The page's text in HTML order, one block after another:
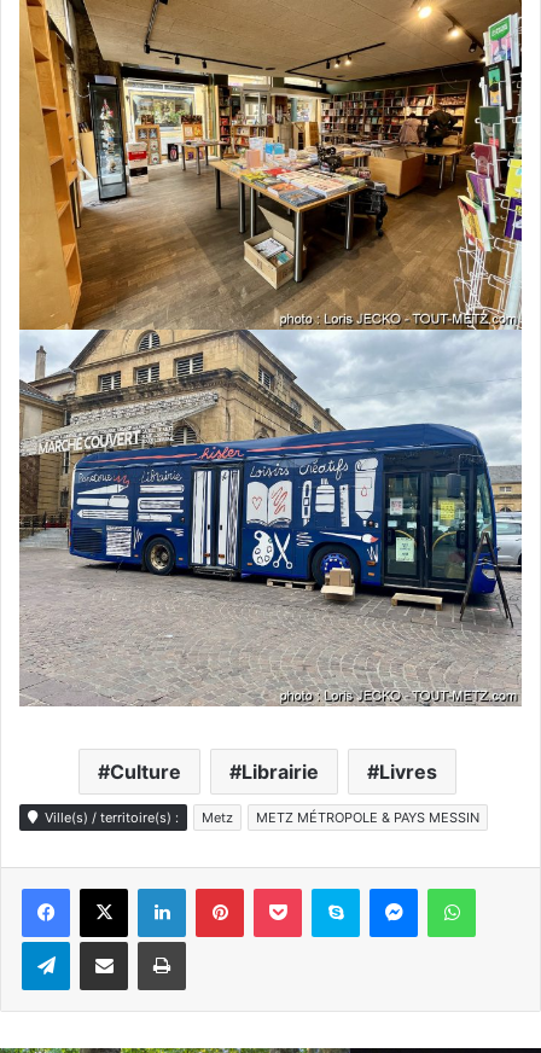
Culture Librairie Livres
Ville(s) / territoire(s) : Metz METZ MÉTROPOLE & PAYS MESSIN
LinkedinPinterestPocket Skype Messenger
TelegramPartager par e-mail Imprimer